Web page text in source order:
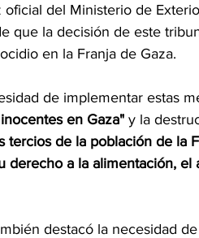
del Ministerio de
que la decisión de este
en la Franja de Gaza.
de implementar estas
en Gaza" y la
tercios de la población de la
derecho a la alimentación, el
destacó la necesidad